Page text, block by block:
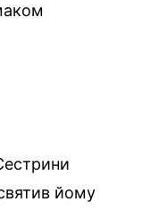
йому